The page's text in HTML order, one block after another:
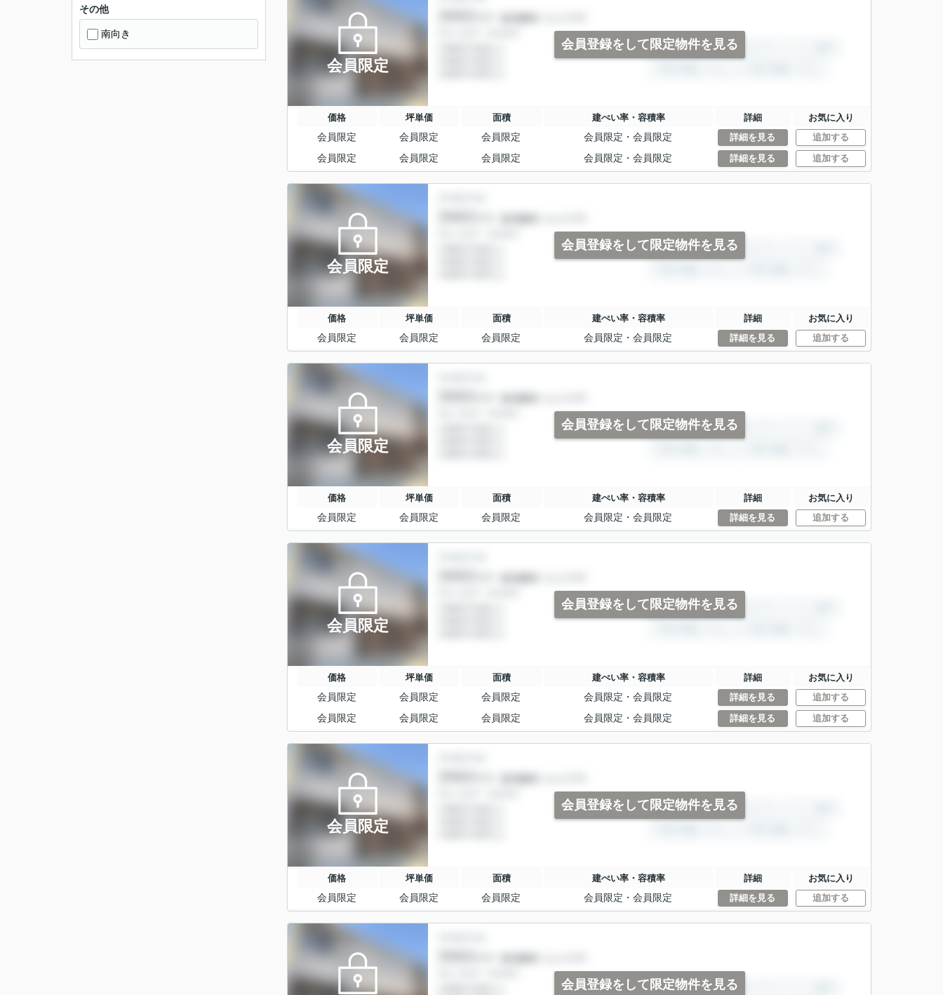
会員限定
会員登録をして限定物件を見る
価格 坪単価 面積 建ぺい率・容積率 詳細 お気に入り
会員限定 会員限定 会員限定 会員限定 ・ 会員限定 詳細を見る 追加する
会員限定 会員限定 会員限定 会員限定 ・ 会員限定 詳細を見る 追加する
会員限定
会員登録をして限定物件を見る
価格 坪単価 面積 建ぺい率・容積率 詳細 お気に入り
会員限定 会員限定 会員限定 会員限定 ・ 会員限定 詳細を見る 追加する
会員限定
会員登録をして限定物件を見る
価格 坪単価 面積 建ぺい率・容積率 詳細 お気に入り
会員限定 会員限定 会員限定 会員限定 ・ 会員限定 詳細を見る 追加する
会員限定
会員登録をして限定物件を見る
価格 坪単価 面積 建ぺい率・容積率 詳細 お気に入り
会員限定 会員限定 会員限定 会員限定 ・ 会員限定 詳細を見る 追加する
会員限定 会員限定 会員限定 会員限定 ・ 会員限定 詳細を見る 追加する
会員限定
会員登録をして限定物件を見る
価格 坪単価 面積 建ぺい率・容積率 詳細 お気に入り
会員限定 会員限定 会員限定 会員限定 ・ 会員限定 詳細を見る 追加する
会員登録をして限定物件を見る
その他
南向き